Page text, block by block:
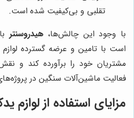
تقلبی و بی‌کیفیت شده است.
با وجود این چالش‌ها،هیدروسنتر
است با تامین و عرضه گسترده لوازم
مشتریان خود را برآورده کند و
فعالیت ماشین‌آلات سنگین در
مزایای استفاده از لوازم